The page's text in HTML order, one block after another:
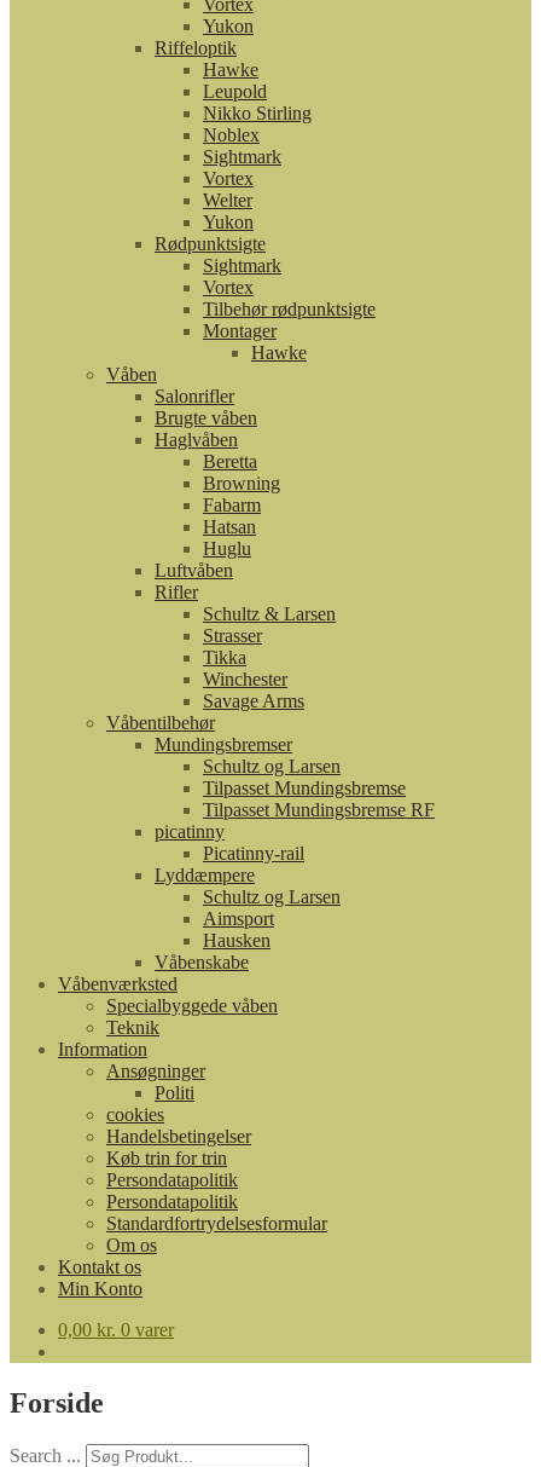
Vortex
Yukon
Riffeloptik
Hawke
Leupold
Nikko Stirling
Noblex
Sightmark
Vortex
Welter
Yukon
Rødpunktsigte
Sightmark
Vortex
Tilbehør rødpunktsigte
Montager
Hawke
Våben
Salonrifler
Brugte våben
Haglvåben
Beretta
Browning
Fabarm
Hatsan
Huglu
Luftvåben
Rifler
Schultz & Larsen
Strasser
Tikka
Winchester
Savage Arms
Våbentilbehør
Mundingsbremser
Schultz og Larsen
Tilpasset Mundingsbremse
Tilpasset Mundingsbremse RF
picatinny
Picatinny-rail
Lyddæmpere
Schultz og Larsen
Aimsport
Hausken
Våbenskabe
Våbenværksted
Specialbyggede våben
Teknik
Information
Ansøgninger
Politi
cookies
Handelsbetingelser
Køb trin for trin
Persondatapolitik
Persondatapolitik
Standardfortrydelsesformular
Om os
Kontakt os
Min Konto
0,00 kr. 0 varer
Forside
Search ...